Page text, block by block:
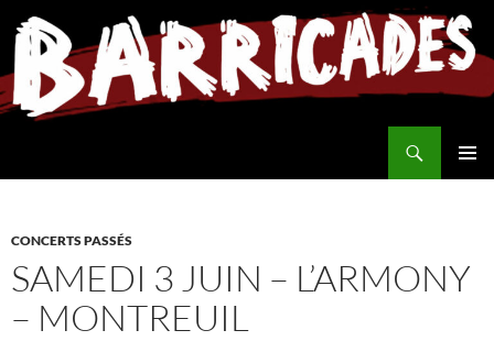
Aller
au
contenu
CONCERTS PASSÉS
SAMEDI 3 JUIN – L’ARMONY
– MONTREUIL